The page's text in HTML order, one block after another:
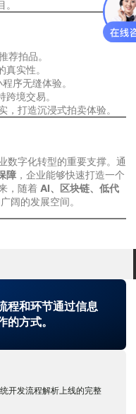
荐拍品。
真实性。
序无缝体验。
跨境交易。
，打造沉浸式拍卖体验。
数字化转型的重要支撑。通
障 ，企业能够快速打造一个
，随着 AI、区块链、低代
阔的发展空间。
程和环节通过信息
的方式。
开发流程解析上线的完整